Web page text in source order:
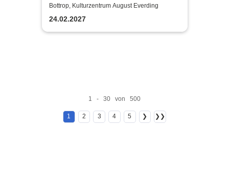
Gitarrenfestival "On Tour"
Bottrop, Kulturzentrum August Everding
24.02.2027
1 - 30 von 500
1 2 3 4 5 ❯ ❯❯